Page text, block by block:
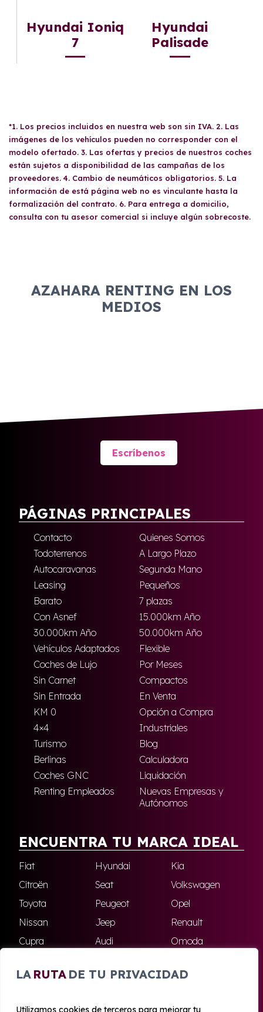
LA RUTA DE TU PRIVACIDAD
Utilizamos cookies de terceros para mejorar tu
Hyundai Ioniq
7
Hyundai
Palisade
*1. Los precios incluidos en nuestra web son sin IVA. 2. Las
imágenes de los vehículos pueden no corresponder con el
modelo ofertado. 3. Las ofertas y precios de nuestros coches
están sujetos a disponibilidad de las campañas de los
proveedores. 4. Cambio de neumáticos obligatorios. 5. La
información de está página web no es vinculante hasta la
formalización del contrato. 6. Para entrega a domicilio,
consulta con tu asesor comercial si incluye algún sobrecoste.
AZAHARA RENTING EN LOS
MEDIOS
Escríbenos
PÁGINAS PRINCIPALES
Contacto
Quienes Somos
Todoterrenos
A Largo Plazo
Autocaravanas
Segunda Mano
Leasing
Pequeños
Barato
7 plazas
Con Asnef
15.000km Año
30.000km Año
50.000km Año
Vehículos Adaptados
Flexible
Coches de Lujo
Por Meses
Sin Carnet
Compactos
Sin Entrada
En Venta
KM 0
Opción a Compra
4×4
Industriales
Turismo
Blog
Berlinas
Calculadora
Coches GNC
Liquidación
Renting Empleados
Nuevas Empresas y
Autónomos
ENCUENTRA TU MARCA IDEAL
Fiat Hyundai
Kia
Citroën
Seat
Volkswagen
Toyota
Peugeot
Opel
Nissan
Jeep
Renault
Cupra
Audi
Omoda
Skoda
Ford Todas las marcas